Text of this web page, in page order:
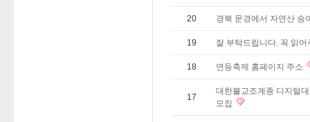
20 경북 문경에서 자연산 송
19 잘 부탁드립니다. 꼭 읽
18 연등축제 홈페이지 주소
17
대한불교조계종 디지털
모집